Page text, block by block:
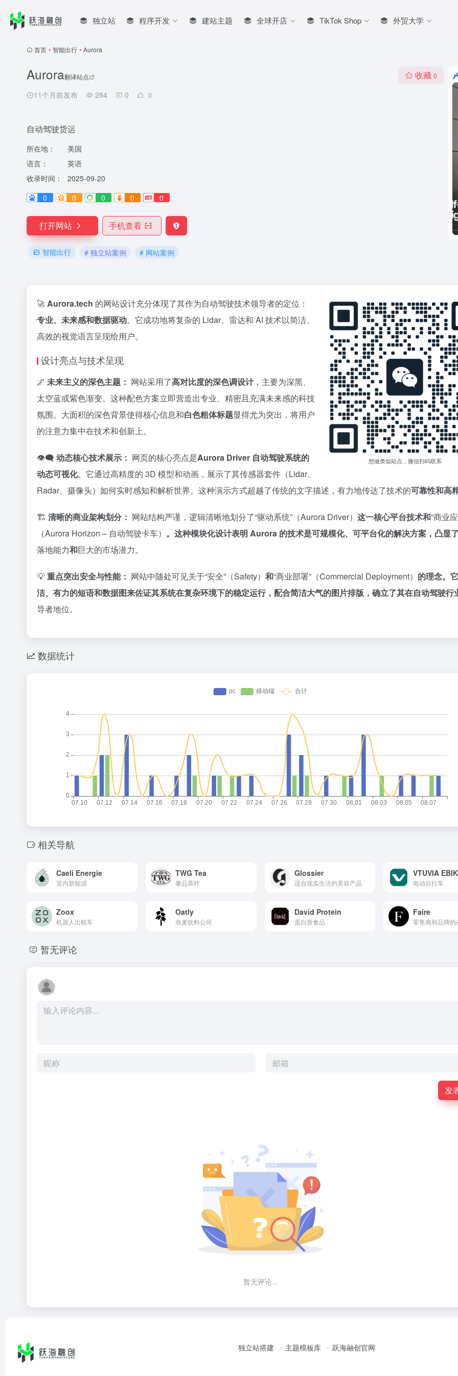
独立站 程序开发 建站主题 全球开店 TikTok Shop 外贸大学
首页 • 智能出行 • Aurora
Aurora翻译站点
11个月前发布 284 0 0
收藏 0
自动驾驶货运
所在地：
美国
语言：
英语
收录时间：
2025-09-20
0
0 0 0 0
打开网站 手机查看
智能出行 # 独立站案例 # 网站案例
想做类似站点，微信扫码联系
🚀Aurora.tech 的网站设计充分体现了其作为自动驾驶技术领导者的定位：
专业、未来感和数据驱动。它成功地将复杂的 Lidar、雷达和 AI 技术以简洁、
高效的视觉语言呈现给用户。
设计亮点与技术呈现
🌌 未来主义的深色主题： 网站采用了高对比度的深色调设计，主要为深黑、
太空蓝或紫色渐变。这种配色方案立即营造出专业、精密且充满未来感的科技
氛围。大面积的深色背景使得核心信息和白色粗体标题显得尤为突出，将用户
的注意力集中在技术和创新上。
👁️‍🗨️ 动态核心技术展示： 网页的核心亮点是Aurora Driver 自动驾驶系统的
动态可视化。它通过高精度的 3D 模型和动画，展示了其传感器套件（Lidar、
Radar、摄像头）如何实时感知和解析世界。这种演示方式超越了传统的文字描述，有力地传达了技术的可靠性和高
🏗️ 清晰的商业架构划分： 网站结构严谨，逻辑清晰地划分了“驱动系统”（Aurora Driver） 这一核心平台技术和“商业
（Aurora Horizon – 自动驾驶卡车） 。这种模块化设计表明 Aurora 的技术是可规模化、可平台化的解决方案，凸显
落地能力和巨大的市场潜力。
💡重点突出安全与性能： 网站中随处可见关于“安全”（Safety） 和“商业部署”（Commercial Deployment） 的理念。
洁、有力的短语和数据图来佐证其系统在复杂环境下的稳定运行，配合简洁大气的图片排版，确立了其在自动驾驶行
导者地位。
数据统计
相关导航
Caeli Energie
室内新能源
TWG Tea
奢品茶叶
Glossier
适合现实生活的美容产品
VTUVIA
电动自行车
Zoox
机器人出租车
Oatly
燕麦饮料公司
David Protein
蛋白质食品
Faire
暂无评论
发
暂无评论...
独立站搭建 主题模板库 跃海融创官网